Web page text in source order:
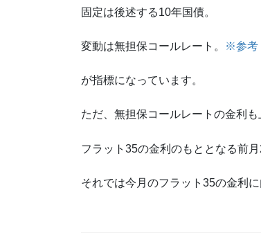
固定は後述する10年国債。
変動は無担保コールレート。 ※参考
が指標になっています。
ただ、無担保コールレートの金利
フラット35の金利のもととなる前
それでは今月のフラット35の金利